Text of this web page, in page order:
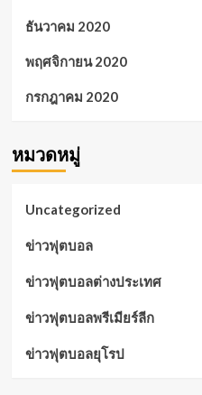
ธันวาคม 2020
พฤศจิกายน 2020
กรกฎาคม 2020
หมวดหมู่
Uncategorized
ข่าวฟุตบอล
ข่าวฟุตบอลต่างประเทศ
ข่าวฟุตบอลพรีเมียร์ลีก
ข่าวฟุตบอลยุโรป